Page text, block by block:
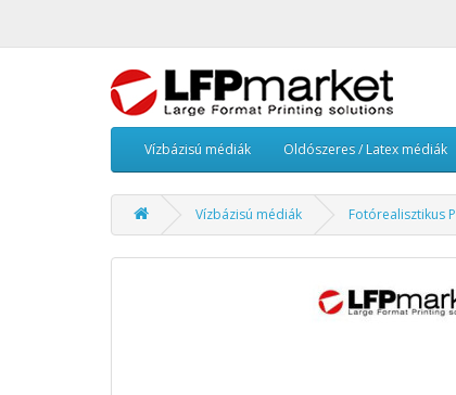
Vízbázisú médiák Oldószeres / Latex médiák
Vízbázisú médiák Fotórealisztikus